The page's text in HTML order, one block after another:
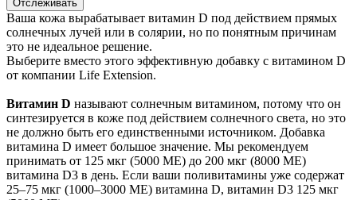
Отслеживать
Ваша кожа вырабатывает витамин D под действием прямых
солнечных лучей или в солярии, но по понятным причинам
это не идеальное решение.
Выберите вместо этого эффективную добавку с витамином D
от компании Life Extension.
Витамин D называют солнечным витамином, потому что он
синтезируется в коже под действием солнечного света, но это
не должно быть его единственными источником. Добавка
витамина D имеет большое значение. Мы рекомендуем
принимать от 125 мкг (5000 МЕ) до 200 мкг (8000 МЕ)
витамина D3 в день. Если ваши поливитамины уже содержат
25–75 мкг (1000–3000 МЕ) витамина D, витамин D3 125 мкг